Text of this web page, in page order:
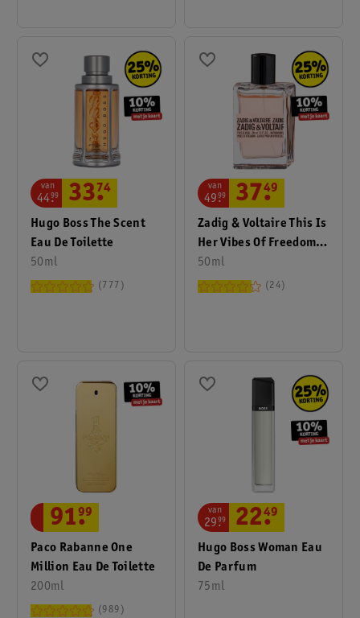
Hugo Boss The Scent
Eau De Toilette
50ml
van
44.
99 33.
74
777
Zadig & Voltaire This Is
Her Vibes Of Freedom
Eau De Parfum
50ml
van
49.
99 37.
49
24
Paco Rabanne One
Million Eau De Toilette
200ml
91.
99
989
Hugo Boss Woman Eau
De Parfum
75ml
van
29.
99 22.
49